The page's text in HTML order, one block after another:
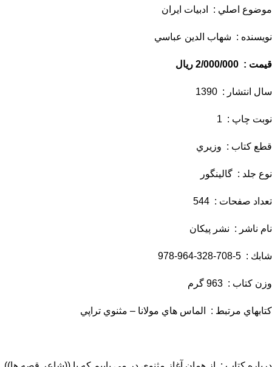
موضوع اصلي : ادبيات ايران
نويسنده : شهاب الدين عباسي
قيمت : 2/000/000 ريال
سال انتشار : 1390
نوبت چاپ : 1
قطع كتاب : وزيري
نوع جلد : گالينگور
تعداد صفحات : 544
نام ناشر : نشر پيكان
شابك : 5-708-328-964-978
وزن كتاب : 963 گرم
كتابهاي مرتبط : الماس هاي مولانا – مثنوي تراپي